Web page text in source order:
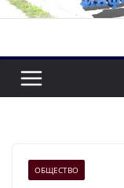
ОБЩЕСТВО